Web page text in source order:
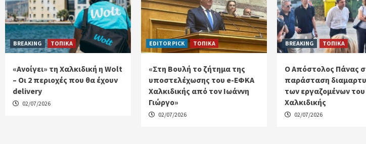
BREAKING ΤΟΠΙΚΑ
«Ανοίγει» τη Χαλκιδική η Wolt
– Οι 2 περιοχές που θα έχουν
delivery
02/07/2026
EDITOR PICK ΤΟΠΙΚΑ
«Στη Βουλή το ζήτημα της
υποστελέχωσης του e-ΕΦΚΑ
Χαλκιδικής από τον Ιωάννη
Γιώργο»
02/07/2026
BREAKING ΤΟΠΙΚΑ
Ο Απόστολος Πάνας
παράσταση
των εργαζομένων
Χαλκιδικής
02/07/2026